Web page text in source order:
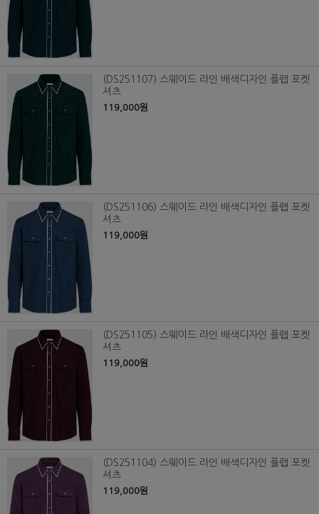
(DS251107) 스웨이드 라인 배색디자인 플랩 포켓
셔츠
119,000원
(DS251106) 스웨이드 라인 배색디자인 플랩 포켓
셔츠
119,000원
(DS251105) 스웨이드 라인 배색디자인 플랩 포켓
셔츠
119,000원
(DS251104) 스웨이드 라인 배색디자인 플랩 포켓
셔츠
119,000원